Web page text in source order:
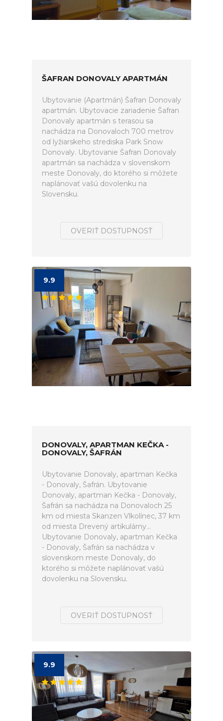
ŠAFRAN DONOVALY APARTMÁN
Ubytovanie (Apartmán) Šafran Donovaly
apartmán. Ubytovacie zariadenie Šafran
Donovaly apartmán s terasou sa
nachádza na Donovaloch 700 metrov
od lyžiarskeho strediska Park Snow
Donovaly. Ubytovanie Šafran Donovaly
apartmán sa nachádza v slovenskom
meste Donovaly, do ktorého si môžete
naplánovať vašú dovolenku na
Slovensku.
OVERIŤ DOSTUPNOSŤ
9.9
DONOVALY, APARTMAN KEČKA -
DONOVALY, ŠAFRÁN
Ubytovanie Donovaly, apartman Kečka
- Donovaly, Šafrán. Ubytovanie
Donovaly, apartman Kečka - Donovaly,
Šafrán sa nachádza na Donovaloch 25
km od miesta Skanzen Vlkolínec, 37 km
od miesta Drevený artikulárny...
Ubytovanie Donovaly, apartman Kečka
- Donovaly, Šafrán sa nachádza v
slovenskom meste Donovaly, do
ktorého si môžete naplánovať vašú
dovolenku na Slovensku.
OVERIŤ DOSTUPNOSŤ
9.9